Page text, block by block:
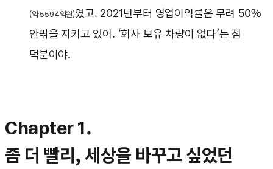
(약 5594억원)였고. 2021년부터 영업이익률은 무려 50%
안팎을 지키고 있어. ‘회사 보유 차량이 없다’는 점
덕분이야.
Chapter 1.
좀 더 빨리, 세상을 바꾸고 싶었던